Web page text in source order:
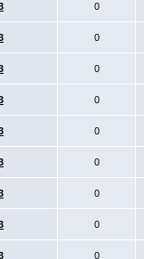
0
0
0
0
0
0
0
0
0